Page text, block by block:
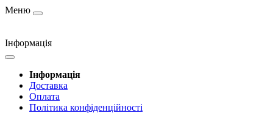
Меню
Інформація
Інформація
Доставка
Оплата
Політика конфіденційності